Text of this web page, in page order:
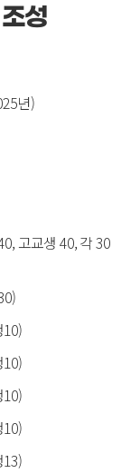
성
년)
고교생 40, 각 30